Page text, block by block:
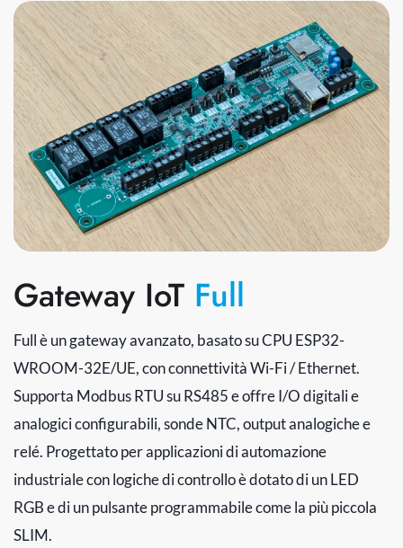
Gateway IoT Full
Full è un gateway avanzato, basato su CPU ESP32-
WROOM-32E/UE, con connettività Wi-Fi / Ethernet.
Supporta Modbus RTU su RS485 e offre I/O digitali e
analogici configurabili, sonde NTC, output analogiche e
relé. Progettato per applicazioni di automazione
industriale con logiche di controllo è dotato di un LED
RGB e di un pulsante programmabile come la più piccola
SLIM.